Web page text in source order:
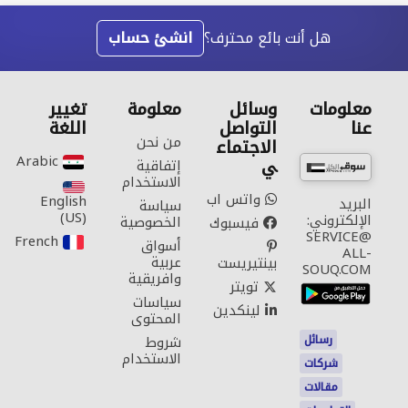
هل أنت بائع محترف؟ انشئ حساب
معلومات
عنا
البريد
الإلكتروني:
SERVICE@
ALL-
SOUQ.COM
رسائل
شركات
مقالات
وسائل
التواصل
الاجتماع
ي
واتس اب
فيسبوك
بينتيريست
تويتر
لينكدين
معلومة
من نحن
إتفاقية
الاستخدام
سياسة
الخصوصية
أسواق
عربية
وافريقية
سياسات
المحتوى
شروط
الاستخدام
تغيير
اللغة
Arabic‎
English
(US)‎
French‎